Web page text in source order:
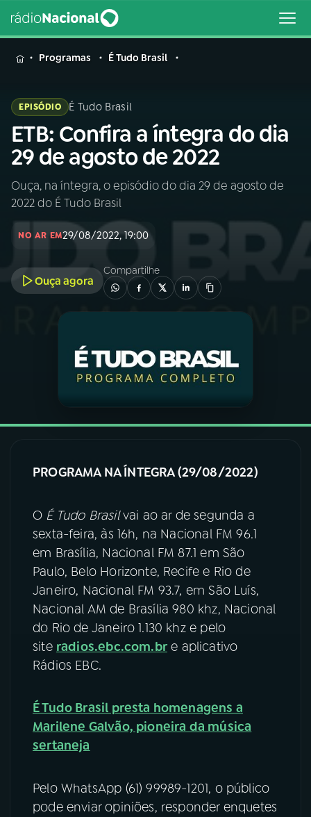
MENU
Buscar
na
Rádio
Nacional
Buscar
PROGRAMAÇÃO
07ÚLTIMAS
08 FESTIVAL DE MÚSICA
YouTube Facebook
Programas É Tudo Brasil
EPISÓDIO É Tudo Brasil
ETB: Confira a íntegra do dia
29 de agosto de 2022
Ouça, na íntegra, o episódio do dia 29 de agosto de
2022 do É Tudo Brasil
NO AR EM29/08/2022, 19:00
Ouça agora
Compartilhe
PROGRAMA NA ÍNTEGRA (29/08/2022)
O É Tudo Brasilvai ao ar de segunda a
sexta-feira, às 16h, na Nacional FM 96.1
em Brasília, Nacional FM 87.1 em São
Paulo, Belo Horizonte, Recife e Rio de
Janeiro, Nacional FM 93.7, em São Luís,
Nacional AM de Brasília 980 khz, Nacional
do Rio de Janeiro 1.130 khz e pelo
site radios.ebc.com.bre aplicativo
Rádios EBC.
É Tudo Brasil presta homenagens a
Marilene Galvão, pioneira da música
sertaneja
Pelo WhatsApp (61) 99989-1201, o público
pode enviar opiniões, responder enquetes